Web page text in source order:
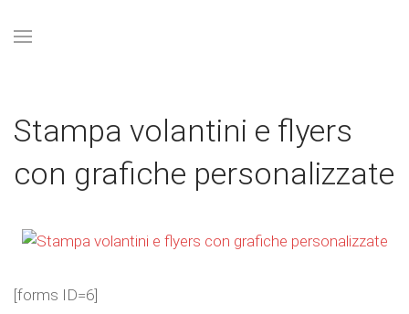
Stampa volantini e flyers
con grafiche personalizzate
[forms ID=6]